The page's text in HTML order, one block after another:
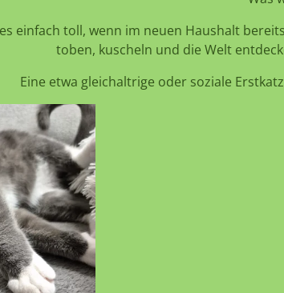
einfach toll, wenn im neuen Haushalt
toben, kuscheln und die Welt
Eine etwa gleichaltrige oder soziale